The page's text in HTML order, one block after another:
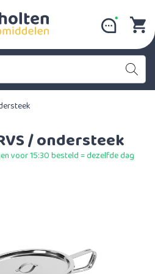
/ ondersteek
voor 15:30 besteld = dezelfde dag